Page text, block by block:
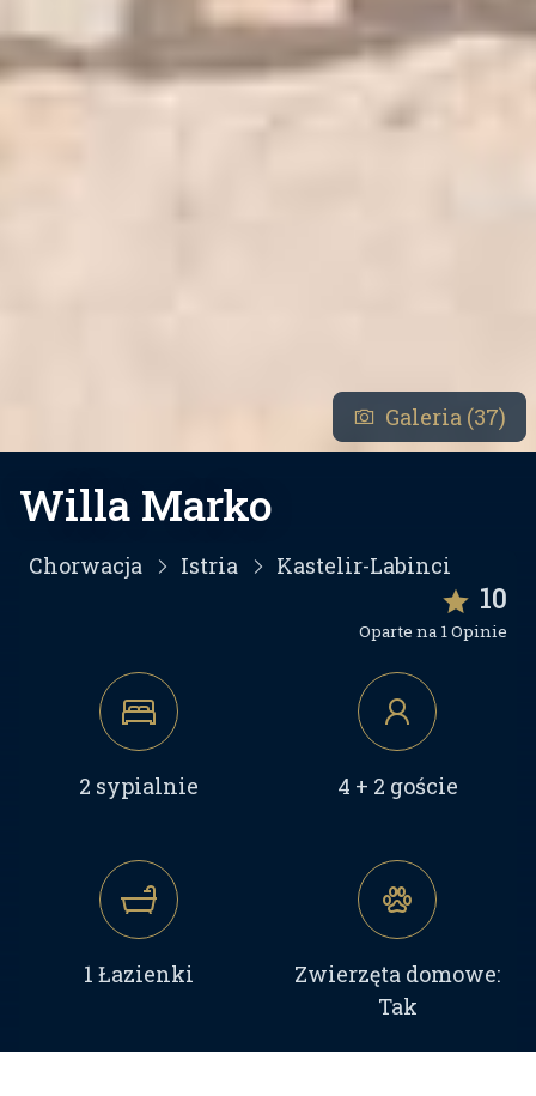
Galeria (37)
Willa Marko
Chorwacja Istria Kastelir-Labinci
10
Oparte na 1 Opinie
2 sypialnie 4 + 2 goście
1 Łazienki
Zwierzęta domowe:
Tak